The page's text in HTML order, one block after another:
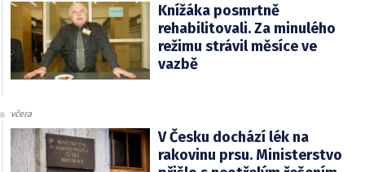
Knížáka posmrtně
rehabilitovali. Za minulého
režimu strávil měsíce ve
vazbě
včera
V Česku dochází lék na
rakovinu prsu. Ministerstvo